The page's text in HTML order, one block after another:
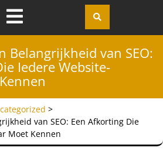
Openen
Belangrijkheid van SEO:
Iedere Website-
>
van SEO: Een Afkorting Die
Moet Kennen